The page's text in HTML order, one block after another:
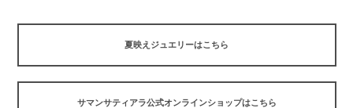
夏映えジュエリーはこちら
サマンサティアラ公式オンラインショップはこちら